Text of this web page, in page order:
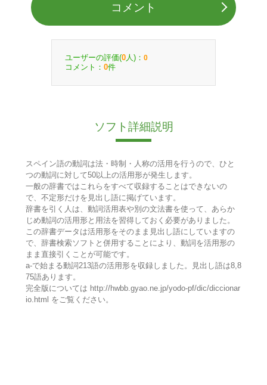
コメント
ユーザーの評価(0 人)： 0
コメント： 0件
ソフト詳細説明
スペイン語の動詞は法・時制・人称の活用を行うので、ひと
つの動詞に対して50以上の活用形が発生します。
一般の辞書ではこれらをすべて収録することはできないの
で、不定形だけを見出し語に掲げています。
辞書を引く人は、動詞活用表や別の文法書を使って、あらか
じめ動詞の活用形と用法を習得しておく必要がありました。
この辞書データは活用形をそのまま見出し語にしていますの
で、辞書検索ソフトと併用することにより、動詞を活用形の
まま直接引くことが可能です。
a-で始まる動詞213語の活用形を収録しました。見出し語は8,8
75語あります。
完全版については http://hwbb.gyao.ne.jp/yodo-pf/dic/diccionar
io.html をご覧ください。